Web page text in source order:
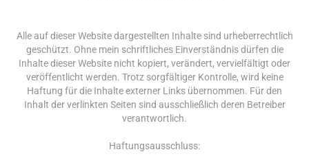
Alle auf dieser Website dargestellten Inhalte sind urheberrechtlich
geschützt. Ohne mein schriftliches Einverständnis dürfen die
Inhalte dieser Website nicht kopiert, verändert, vervielfältigt oder
veröffentlicht werden. Trotz sorgfältiger Kontrolle, wird keine
Haftung für die Inhalte externer Links übernommen. Für den
Inhalt der verlinkten Seiten sind ausschließlich deren Betreiber
verantwortlich.
Haftungsausschluss: